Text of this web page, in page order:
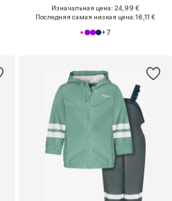
Изначальная цена: 24,99 €
Последняя самая низкая цена:16,11 €
+7